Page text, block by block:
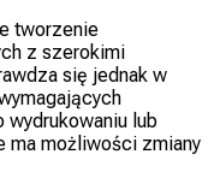
tworzenie
z szerokimi
się jednak w
wydrukowaniu lub
ma możliwości zmiany